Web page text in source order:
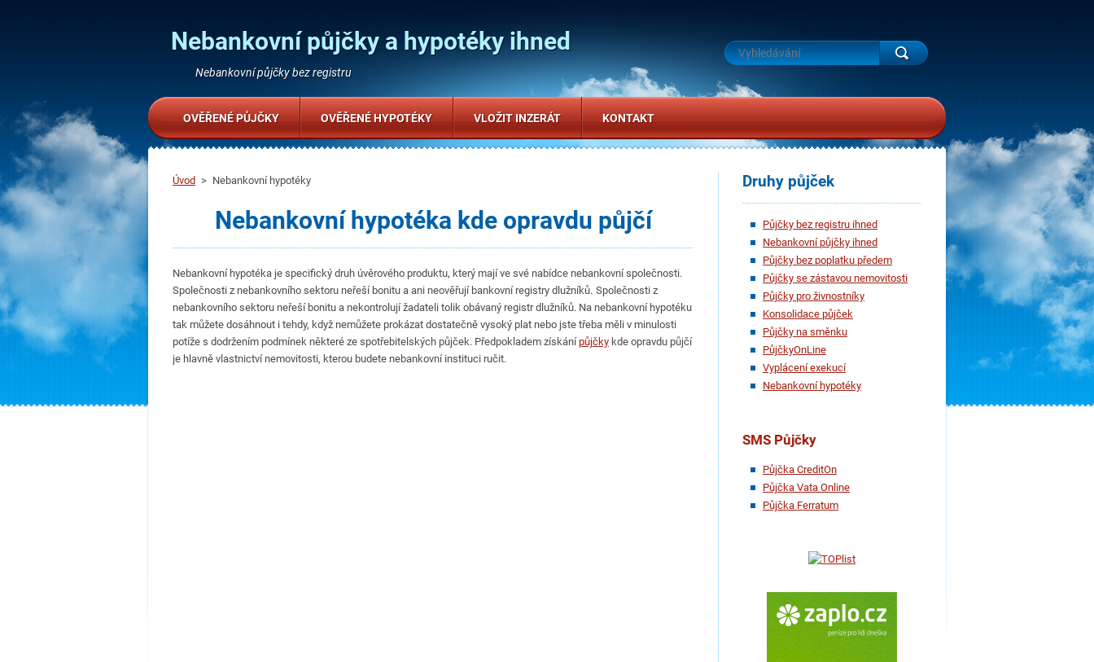
Nebankovní půjčky a hypotéky ihned
Nebankovní půjčky bez registru
Úvod > Nebankovní hypotéky
Nebankovní hypotéka kde opravdu půjčí
Nebankovní hypotéka je specifický druh úvěrového produktu, který mají ve své nabídce nebankovní společnosti.
Společnosti z nebankovního sektoru neřeší bonitu a ani neověřují bankovní registry dlužníků. Společnosti z
nebankovního sektoru neřeší bonitu a nekontrolují žadateli tolik obávaný registr dlužníků. Na nebankovní hypotéku
tak můžete dosáhnout i tehdy, když nemůžete prokázat dostatečně vysoký plat nebo jste třeba měli v minulosti
potíže s dodržením podmínek některé ze spotřebitelských půjček. Předpokladem získánípůjčky kde opravdu půjčí
je hlavně vlastnictví nemovitosti, kterou budete nebankovní instituci ručit.
Druhy půjček
Půjčky bez registru ihned
Nebankovní půjčky ihned
Půjčky bez poplatku předem
Půjčky se zástavou nemovitosti
Půjčky pro živnostníky
Konsolidace půjček
Půjčky na směnku
PůjčkyOnLine
Vyplácení exekucí
Nebankovní hypotéky
SMS Půjčky
Půjčka CreditOn
Půjčka Vata Online
Půjčka Ferratum
OVĚŘENÉ PŮJČKY OVĚŘENÉ HYPOTÉKY VLOŽIT INZERÁT KONTAKT